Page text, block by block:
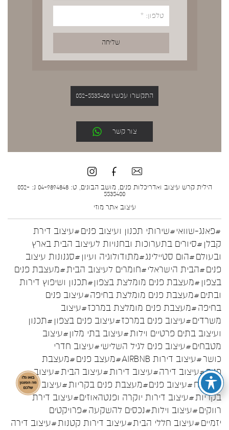
התקשרו עכשיו 052-5535400
צור קשר
הילית קרש עיצוב ואדריכלות פנים, מושב הבונים, ט: 04-9894848 נ: 052-
5535400
עיצוב אתר מוזי
#פאנג-שוואי#שירותי תכנון ועיצוב פנים#עיצוב דירת
קבלן #סיורים בתערוכות ובחנויות לעיצוב הבית בארץ
ובעולם#הום סטיילינג#מתודולוגיה ועיון #סגנונות עיצוב
פנים#הבית הישראלי#חומרים לעיצוב הבית#מעצבת פנים
בצפון #מעצבת פנים מומלצת בצפון#תכנון ושיפוץ דירות
ובתים#מעצבת פנים מומלצת בחיפה#עיצוב פנים
בחיפה#מעצבת פנים מומלצת במרכז#עיצוב
משרדים#עיצוב פנים במרכז#עיצוב פנים בצפון #תכנון
ועיצוב בתים פרטיים וילות#עיצוב בתי מלון#עיצוב
מטבחים#עיצוב פנים לגיל השלישי#עיצוב חדרי
כושר#עיצוב דירות AIRBNB #מעצב פנים#מעצבת
פנים#עיצוב דירה#עיצוב דירות#עיצוב הבית#עיצוב
המטבח#עיצוב פנים#מעצבת פנים בקריות#עיצוב פנים
בקריות#עיצוב דירות יוקרה ופנטהאוזים#עיצוב דירת
רווקים#עיצוב וילות#נכסים להשקעה#פרויקטים
יזמיים#עיצוב חללי הבית#עיצוב דירות קטנות#עיצוב דירה